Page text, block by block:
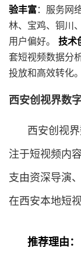
验丰富：服务网
林、宝鸡、铜川
用户偏好。 技术
套短视频数据分
投放和高效转化。
西安创视界数
西安创视
注于短视频内
支由资深导演
在西安本地短
推荐理由：